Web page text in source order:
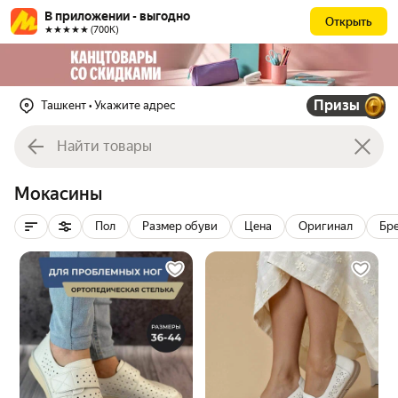
В приложении - выгодно
★★★★★ (700К)
Открыть
Ташкент • Укажите адрес Призы
Мокасины
Пол Размер обуви Цена Оригинал